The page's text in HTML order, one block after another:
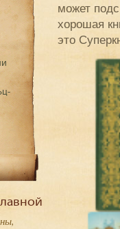
может
хорошая
это